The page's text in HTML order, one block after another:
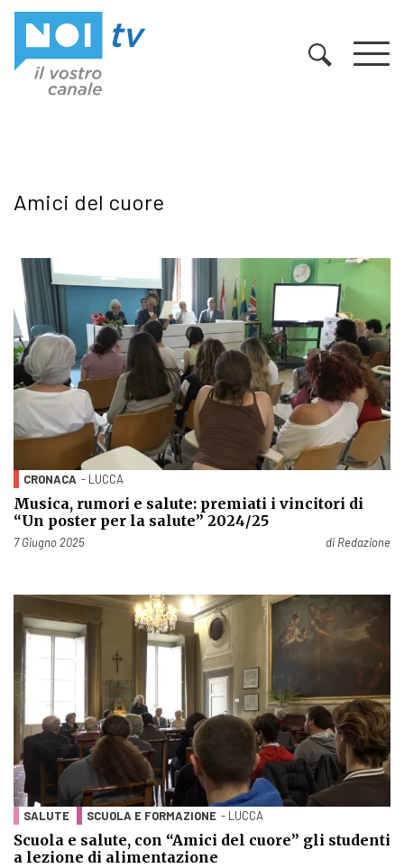
Amici del cuore
CRONACA - LUCCA
Musica, rumori e salute: premiati i vincitori di
“Un poster per la salute” 2024/25
Pubblicato il
7 Giugno 2025 di Redazione
SALUTE SCUOLA E FORMAZIONE - LUCCA
Scuola e salute, con “Amici del cuore” gli studenti
a lezione di alimentazione